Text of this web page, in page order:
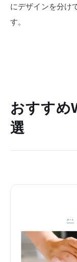
にデザインを分け
す。
おすすめ
選